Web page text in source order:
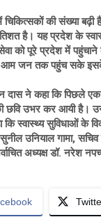
की संख्या
है। यह प्रदेश के
को पूरे प्रदेश में
आम जन तक पहुंच सके
दास ने कहा कि पिछले
छवि उभर कर आयी है।
कि स्वास्थ्य सुविधाओं के
उनियाल गामा, सचिव
अध्यक्ष डॉ. नरेश